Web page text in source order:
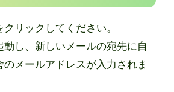
リックしてください。
動し、新しいメールの宛先に⾃
メールアドレスが⼊⼒されま